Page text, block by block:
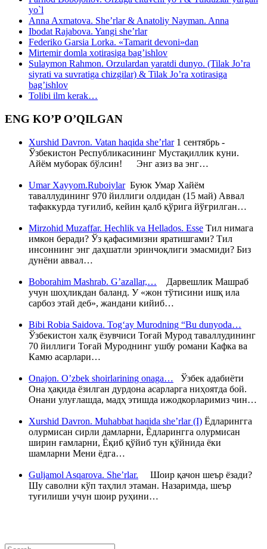
yo`l
Anna Axmatova. She’rlar & Anatoliy Nayman. Anna
Ibodat Rajabova. Yangi she’rlar
Federiko Garsia Lorka. «Tamarit devoni»dan
Mirtemir domla xotirasiga bag’ishlov
Sulaymon Rahmon. Orzulardan yaratdi dunyo. (Tilak Jo’ra
siyrati va suvratiga chizgilar) & Tilak Jo’ra xotirasiga
bag’ishlov
Tolibi ilm kerak…
ENG KO’P O’QILGAN
Xurshid Davron. Vatan haqida she’rlar1 сентябрь -
Ўзбекистон Республикасининг Мустақиллик куни.
Айём муборак бўлсин! Энг азиз ва энг…
Umar Xayyom.RuboiylarБуюк Умар Хайём
таваллудининг 970 йиллиги олдидан (15 май) Аввал
тафаккурда туғилиб, кейин қалб қўрига йўғрилган…
Mirzohid Muzaffar. Hechlik va Hellados. Esse Тил нимага
имкон беради? Ўз қафасимизни яратишгами? Тил
инсоннинг энг даҳшатли эринчоқлиги эмасмиди? Биз
дунёни аввал…
Boborahim Mashrab. G’azallar,… Дарвешлик Машраб
учун шоҳликдан баланд. У «жон тўтисини ишқ ила
сарбоз этай деб», жандани кийиб…
Bibi Robia Saidova. Tog‘ay Murodning “Bu dunyoda…
Ўзбекистон халқ ёзувчиси Тоғай Мурод таваллудининг
70 йиллиги Тоғай Муроднинг ушбу романи Кафка ва
Камю асарлари…
Onajon. O’zbek shoirlarining onaga… Ўзбек адабиёти
Она ҳақида ёзилган дурдона асарларга ниҳоятда бой.
Онани улуғлашда, мадҳ этишда ижодкорларимиз чин…
Xurshid Davron. Muhabbat haqida she’rlar (I) Ёдларингга
олурмисан сирли дамларни, Ёдларингга олурмисан
ширин ғамларни, Ёқиб қўйиб тун қўйнида ёки
шамларни Мени ёдга…
Guljamol Asqarova. She’rlar. Шоир қачон шеър ёзади?
Шу саволни кўп таҳлил этаман. Назаримда, шеър
туғилиши учун шоир руҳини…